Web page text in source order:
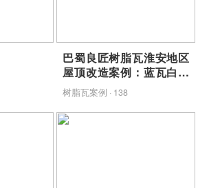
巴蜀良匠树脂瓦淮安地区
屋顶改造案例：蓝瓦白墙
映青山，包工包料省心焕
新
树脂瓦案例 · 138